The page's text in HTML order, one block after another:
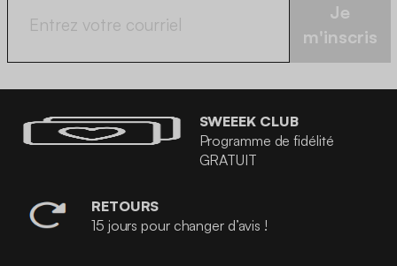
Je
m'inscris
SWEEEK CLUB
Programme de fidélité
GRATUIT
RETOURS
15 jours pour changer d’avis !